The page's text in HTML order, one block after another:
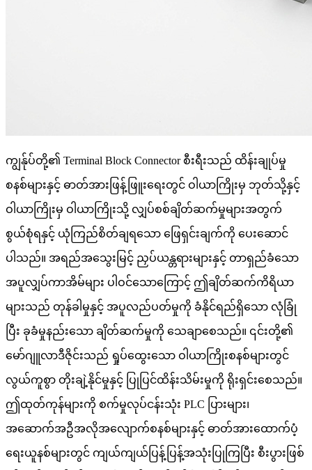
ကျွန်ုပ်တို့၏ Terminal Block Connector စီးရီးသည် ထိန်းချုပ်မှု
စနစ်များနှင့် ဓာတ်အားဖြန့်ဖြူးရေးတွင် ဝါယာကြိုးမှ ဘုတ်သို့နှင့်
ဝါယာကြိုးမှ ဝါယာကြိုးသို့ လျှပ်စစ်ချိတ်ဆက်မှုများအတွက်
စွယ်စုံရနှင့် ယုံကြည်စိတ်ချရသော ဖြေရှင်းချက်ကို ပေးဆောင်
ပါသည်။ အရည်အသွေးမြင့် ညှပ်ယန္တရားများနှင့် တာရှည်ခံသော
အပူလျှပ်ကာအိမ်များ ပါဝင်သောကြောင့် ဤချိတ်ဆက်ကိရိယာ
များသည် တုန်ခါမှုနှင့် အပူလည်ပတ်မှုကို ခံနိုင်ရည်ရှိသော လုံခြုံ
ပြီး ခုခံမှုနည်းသော ချိတ်ဆက်မှုကို သေချာစေသည်။ ၎င်းတို့၏
မော်ဂျူလာဒီဇိုင်းသည် ရှုပ်ထွေးသော ဝါယာကြိုးစနစ်များတွင်
လွယ်ကူစွာ တိုးချဲ့နိုင်မှုနှင့် ပြုပြင်ထိန်းသိမ်းမှုကို ရိုးရှင်းစေသည်။
ဤထုတ်ကုန်များကို စက်မှုလုပ်ငန်းသုံး PLC ပြားများ၊
အဆောက်အဦအလိုအလျောက်စနစ်များနှင့် ဓာတ်အားထောက်ပံ့
ရေးယူနစ်များတွင် ကျယ်ကျယ်ပြန့်ပြန့်အသုံးပြုကြပြီး စီးပွားဖြစ်